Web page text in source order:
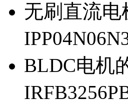
无刷直流电
BLDC电机